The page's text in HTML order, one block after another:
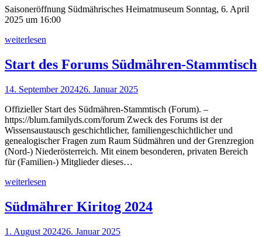
Saisoneröffnung Südmährisches Heimatmuseum Sonntag, 6. April
2025 um 16:00
weiterlesen
Start des Forums Südmähren-Stammtisch
14. September 202426. Januar 2025
Offizieller Start des Südmähren-Stammtisch (Forum). –
https://blum.familyds.com/forum Zweck des Forums ist der
Wissensaustausch geschichtlicher, familiengeschichtlicher und
genealogischer Fragen zum Raum Südmähren und der Grenzregion
(Nord-) Niederösterreich. Mit einem besonderen, privaten Bereich
für (Familien-) Mitglieder dieses…
weiterlesen
Südmährer Kiritog 2024
1. August 202426. Januar 2025